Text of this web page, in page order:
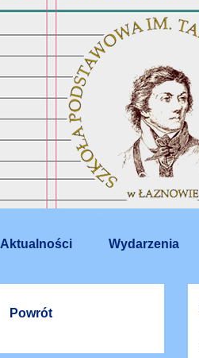
Aktualności Wydarzenia
Powrót